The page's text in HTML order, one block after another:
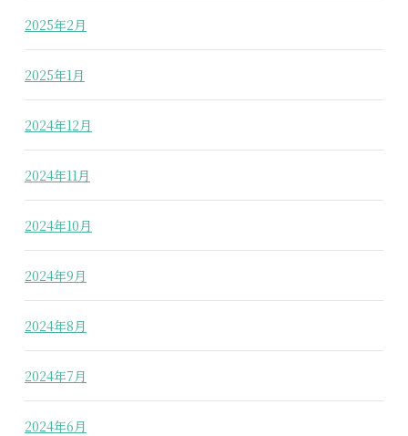
2025年2月
2025年1月
2024年12月
2024年11月
2024年10月
2024年9月
2024年8月
2024年7月
2024年6月